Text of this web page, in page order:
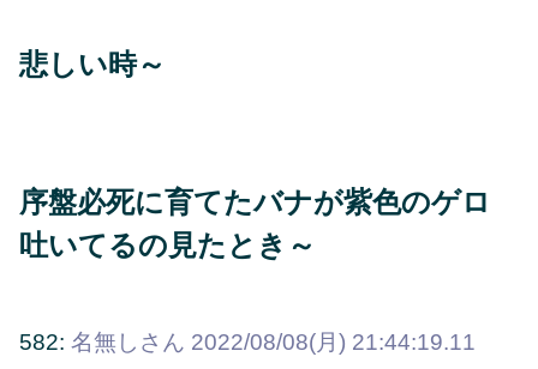
悲しい時～
序盤必死に育てたバナが紫色のゲロ
吐いてるの見たとき～
582: 名無しさん 2022/08/08(月) 21:44:19.11